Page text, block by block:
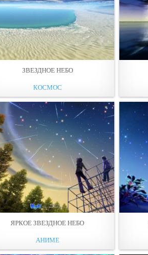
ЗВЕЗДНОЕ НЕБО
КОСМОС
ЯРКОЕ ЗВЕЗДНОЕ НЕБО
АНИМЕ